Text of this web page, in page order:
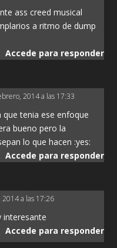
ass creed musical
a ritmo de dump
Accede para responder
2014 a las 17:33
tenia ese enfoque
bueno pero la
lo que hacen :yes:
Accede para responder
a las 17:26
interesante
Accede para responder